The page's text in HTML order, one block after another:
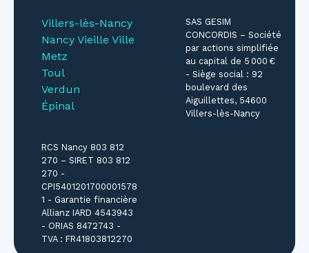
Villers-lès-Nancy
Nancy Vieille Ville
Metz
Toul
Verdun
Épinal
SAS GESIM
CONCORDIS – Société
par actions simplifiée
au capital de 5 000 €
- Siège social : 92
boulevard des
Aiguillettes, 54600
Villers-lès-Nancy
RCS Nancy 803 812
270 – SIRET 803 812
270 -
CPI5401201700001578
1 - Garantie financière
Allianz IARD 4543943
- ORIAS 8472743 -
TVA : FR41803812270